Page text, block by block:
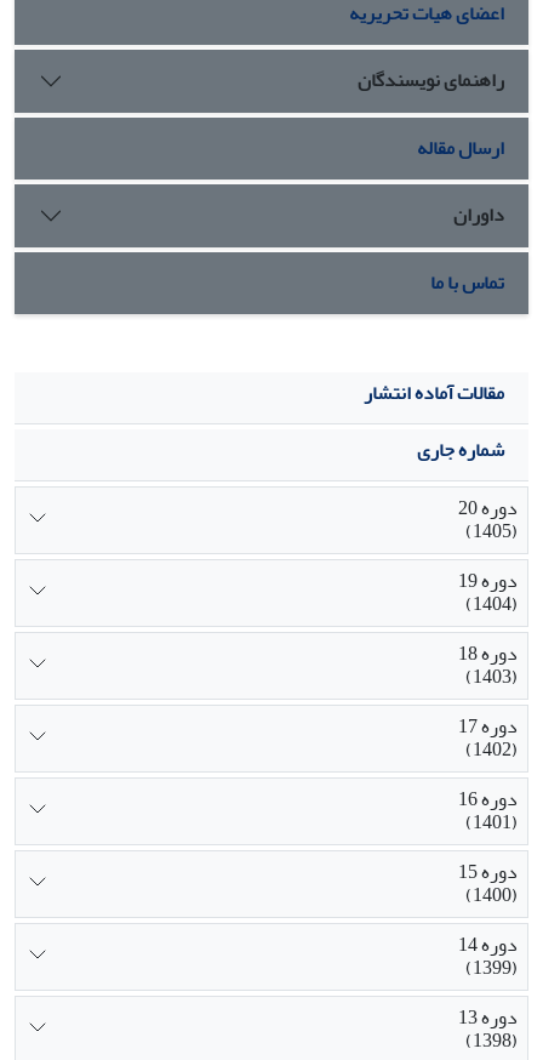
دانشجویان و تدریس اثربخش، مدرسان دانشگاه صنعتی
کرمانشاه از روش هایی نظیر مدل سازی ذهنی و پروپوزال نویسی
طر حهای مرتبط با هریک از رشته های تحصیلی
بهره گیرند.
اعضای هیات تحریریه
راهنمای نویسندگان
ارسال مقاله
داوران
تماس با ما
مقالات آماده انتشار
شماره جاری
دوره 20
(1405)
دوره 19
(1404)
دوره 18
(1403)
دوره 17
(1402)
دوره 16
(1401)
دوره 15
(1400)
دوره 14
(1399)
دوره 13
(1398)